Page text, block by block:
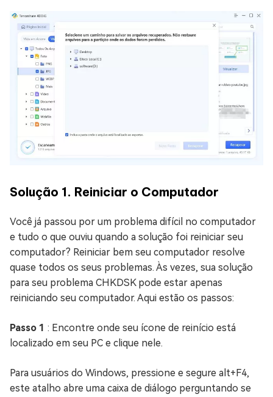
Solução 1. Reiniciar o Computador
Você já passou por um problema difícil no computador
e tudo o que ouviu quando a solução foi reiniciar seu
computador? Reiniciar bem seu computador resolve
quase todos os seus problemas. Às vezes, sua solução
para seu problema CHKDSK pode estar apenas
reiniciando seu computador. Aqui estão os passos:
Passo 1 : Encontre onde seu ícone de reinício está
localizado em seu PC e clique nele.
Para usuários do Windows, pressione e segure alt+F4,
este atalho abre uma caixa de diálogo perguntando se